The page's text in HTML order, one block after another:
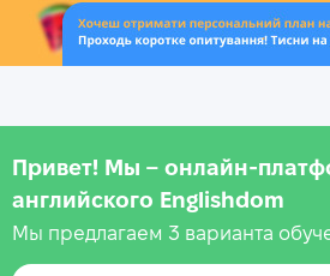
.
Привет! Мы –
английского Englishdom
Мы предлагаем 3 варианта